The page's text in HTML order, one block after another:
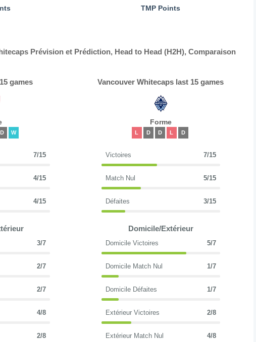
TMP Points
Prévision et Prédiction, Head to Head (H2H), Comparaison
games
D W
7/15
4/15
4/15
3/7
2/7
2/7
4/8
2/8
Vancouver Whitecaps last 15 games
Forme
L D D L D
Victoires 7/15
Match Nul 5/15
Défaites 3/15
Domicile/Extérieur
Domicile Victoires 5/7
Domicile Match Nul 1/7
Domicile Défaites 1/7
Extérieur Victoires 2/8
Extérieur Match Nul 4/8